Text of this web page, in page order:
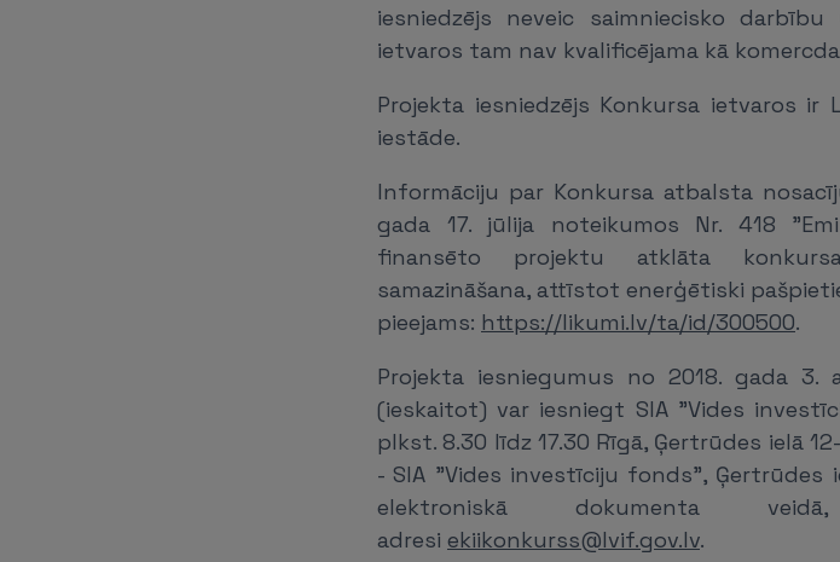
iesniedzējs neveic saimniecisko
ietvaros tam nav kvalificējama kā
Projekta iesniedzējs Konkursa ietvaros ir
iestāde.
Informāciju par Konkursa atbalsta
gada 17. jūlija noteikumos Nr. 418
finansēto projektu atklāta
samazināšana, attīstot enerģētiski
pieejams: https://likumi.lv/ta/id/300500.
Projekta iesniegumus no 2018. gada
(ieskaitot) var iesniegt SIA "Vides
plkst. 8.30 līdz 17.30 Rīgā, Ģertrūdes ielā
- SIA "Vides investīciju fonds", Ģertrūdes
elektroniskā dokumenta
adresi ekiikonkurss@lvif.gov.lv.